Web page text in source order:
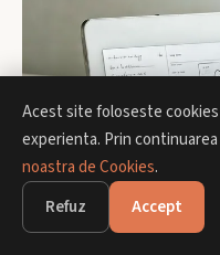
ELECTRONICE
Acest site foloseste
experienta. Prin
noastra de Cookies.
Refuz
Accept